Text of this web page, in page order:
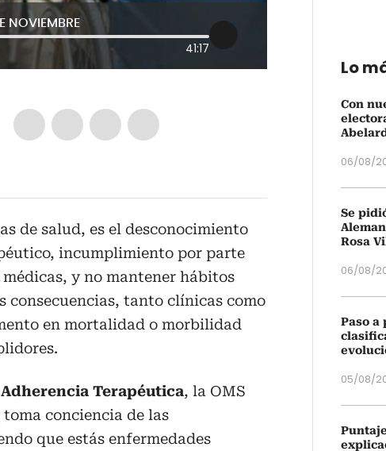
41:17
de salud, es el desconocimiento
incumplimiento por parte
y no mantener hábitos
consecuencias, tanto clínicas como
en mortalidad o morbilidad
Terapéutica, la OMS
conciencia de las
que estás enfermedades
Lo
Con
06/08/
Se
Rosa
06/08/
Paso a
05/08/